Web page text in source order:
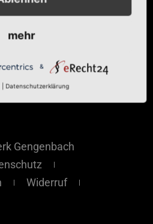
Gengenbach
Widerruf
mehr
&
Datenschutzerklärung